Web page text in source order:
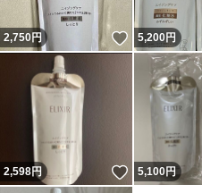
2,750円 いいね！
5,200円
2,598円 いいね！
5,100円